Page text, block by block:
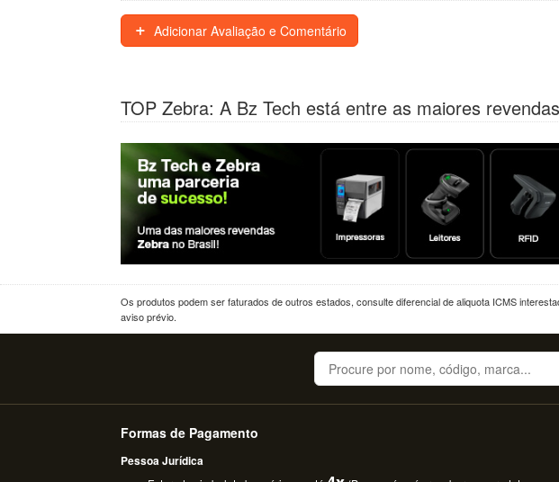
Adicionar Avaliação e Comentário
TOP Zebra: A Bz Tech está entre as maiores
Os produtos podem ser faturados de outros estados, consulte diferencial de aliquota ICMS
aviso prévio.
Buscar
Formas de Pagamento
Pessoa Jurídica